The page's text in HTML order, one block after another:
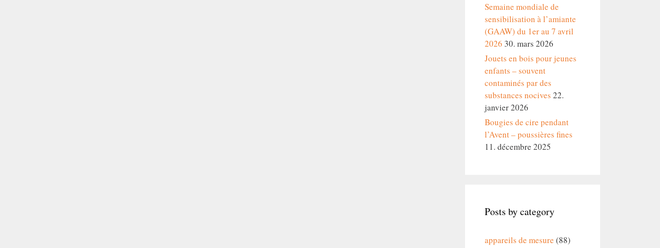
Semaine mondiale de
sensibilisation à l’amiante
(GAAW) du 1er au 7 avril
2026 30. mars 2026
Jouets en bois pour jeunes
enfants – souvent
contaminés par des
substances nocives 22.
janvier 2026
Bougies de cire pendant
l’Avent – poussières fines
11. décembre 2025
Posts by category
appareils de mesure (88)